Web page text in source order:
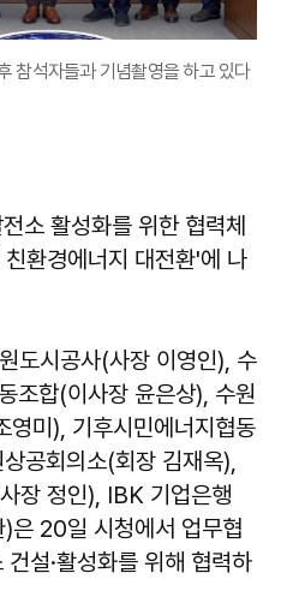
참석자들과 기념촬영을 하고 있다
소 활성화를 위한 협력체
환경에너지 대전환'에 나
도시공사(사장 이영인), 수
조합(이사장 윤은상), 수원
영미), 기후시민에너지협동
공회의소(회장 김재옥),
장 정인), IBK 기업은행
은 20일 시청에서 업무협
설·활성화를 위해 협력하